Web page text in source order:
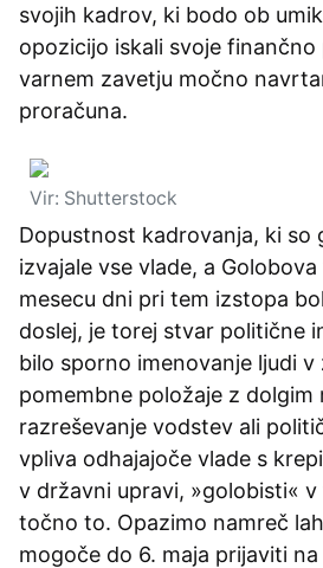
svojih kadrov, ki bodo ob
opozicijo iskali svoje
varnem zavetju močno
proračuna.
Vir: Shutterstock
Dopustnost kadrovanja, ki so
izvajale vse vlade, a
mesecu dni pri tem izstopa
doslej, je torej stvar politične
bilo sporno imenovanje ljudi v
pomembne položaje z dolgim
razreševanje vodstev ali
vpliva odhajajoče vlade s
v državni upravi, »golobisti«
točno to. Opazimo namreč
mogoče do 6. maja prijaviti